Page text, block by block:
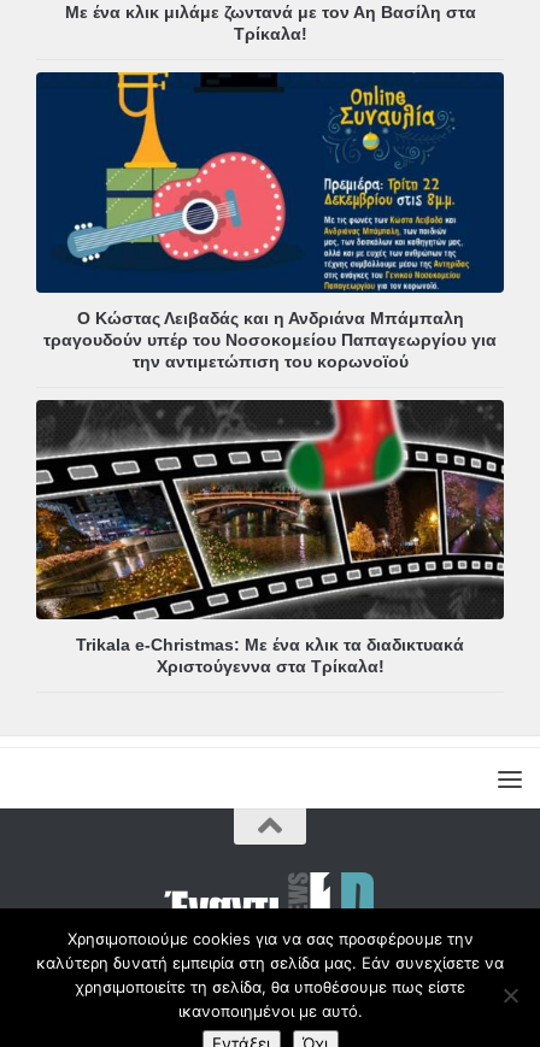
Με ένα κλικ μιλάμε ζωντανά με τον Αη Βασίλη στα
Τρίκαλα!
Ο Κώστας Λειβαδάς και η Ανδριάνα Μπάμπαλη
τραγουδούν υπέρ του Νοσοκομείου Παπαγεωργίου για
την αντιμετώπιση του κορωνοϊού
Trikala e-Christmas: Με ένα κλικ τα διαδικτυακά
Χριστούγεννα στα Τρίκαλα!
Copyright © Radio1d.gr 2012-2017 |
Χρησιμοποιούμε cookies για να σας προσφέρουμε την
καλύτερη δυνατή εμπειρία στη σελίδα μας. Εάν συνεχίσετε να
χρησιμοποιείτε τη σελίδα, θα υποθέσουμε πως είστε
ικανοποιημένοι με αυτό.